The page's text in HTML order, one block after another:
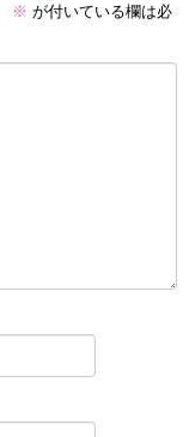
※ が付いている欄は必